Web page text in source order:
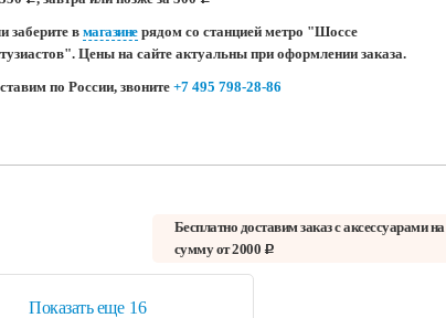
заберите вмагазинерядом со станцией метро "Шоссе
Цены на сайте актуальны при оформлении заказа.
по России, звоните +7 495 798-28-86
Бесплатно доставим заказ с аксессуарами на
сумму от 2000 c
Показать еще 16